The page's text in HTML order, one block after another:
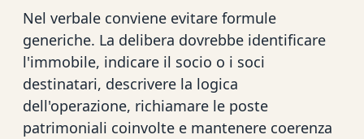
Nel verbale conviene evitare formule
generiche. La delibera dovrebbe identificare
l'immobile, indicare il socio o i soci
destinatari, descrivere la logica
dell'operazione, richiamare le poste
patrimoniali coinvolte e mantenere coerenza